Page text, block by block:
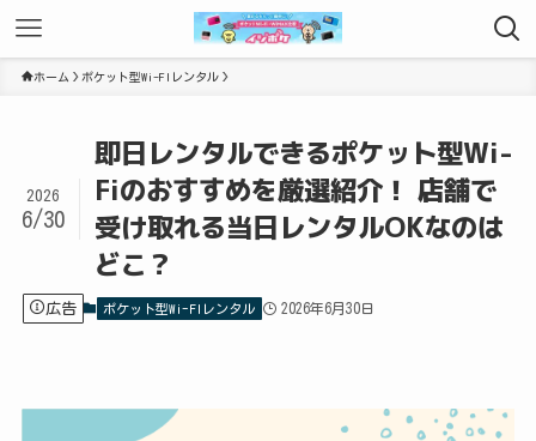
ホーム ポケット型Wi-FIレンタル
即日レンタルできるポケット型Wi-
Fiのおすすめを厳選紹介！ 店舗で
受け取れる当日レンタルOKなのは
どこ？
2026
6/30
広告 ポケット型Wi-FIレンタル 2026年6月30日